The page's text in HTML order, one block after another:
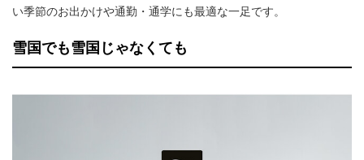
い季節のお出かけや通勤・通学にも最適な一足です。
雪国でも雪国じゃなくても